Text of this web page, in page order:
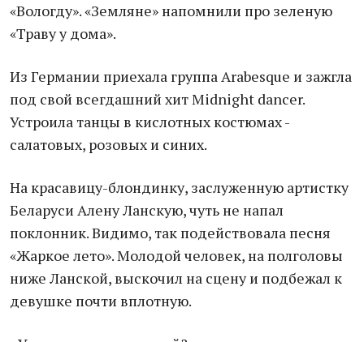
«Вологду». «Земляне» напомнили про зеленую
«Траву у дома».
Из Германии приехала группа Arabesque и зажгла
под свой всегдашний хит Midnight dancer.
Устроила танцы в кислотных костюмах -
салатовых, розовых и синих.
На красавицу-блондинку, заслуженную артистку
Беларуси Алену Ланскую, чуть не напал
поклонник. Видимо, так подействовала песня
«Жаркое лето». Молодой человек, на полголовы
ниже Ланской, выскочил на сцену и подбежал к
девушке почти вплотную.